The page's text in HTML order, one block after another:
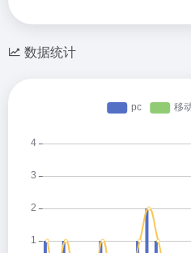
数据统计